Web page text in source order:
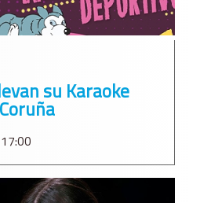
su Karaoke